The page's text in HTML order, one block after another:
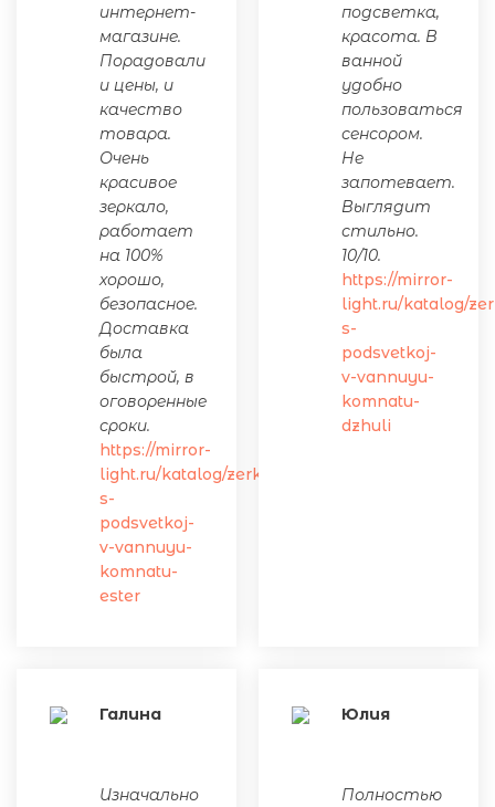
интернет-
магазине.
Порадовали
и цены, и
качество
товара.
Очень
красивое
зеркало,
работает
на 100%
хорошо,
безопасное.
Доставка
была
быстрой, в
оговоренные
сроки.
https://mirror-
light.ru/katalog/zerkalo-
s-
podsvetkoj-
v-vannuyu-
komnatu-
ester
подсветка,
красота. В
ванной
удобно
пользоваться
сенсором.
Не
запотевает.
Выглядит
стильно.
10/10.
https://mirror-
light.ru/katalog/
s-
podsvetkoj-
v-vannuyu-
komnatu-
dzhuli
Галина
Изначально
Юлия
Полностью